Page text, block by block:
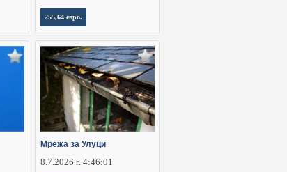
255,64 евро.
Мрежа за Улуци
8.7.2026 г. 4:46:01